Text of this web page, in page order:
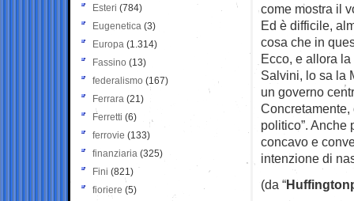
come mostra il
Ed è difficile,
cosa che in
Ecco, e allora
Salvini, lo sa la
un governo
Concretamente,
politico”. Anche
concavo e
intenzione di
(da “
Esteri (784)
Eugenetica (3)
Europa (1.314)
Fassino (13)
federalismo (167)
Ferrara (21)
Ferretti (6)
ferrovie (133)
finanziaria (325)
Fini (821)
fioriere (5)